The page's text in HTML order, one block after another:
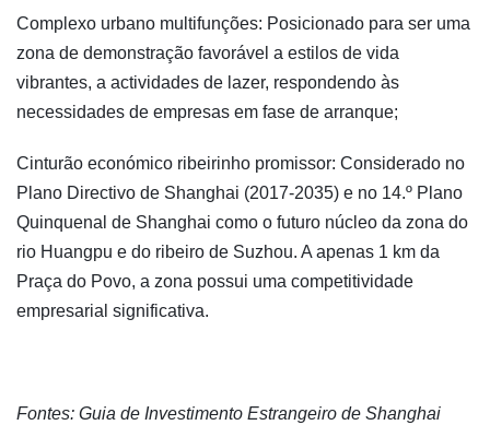
Complexo urbano multifunções: Posicionado para ser uma
zona de demonstração favorável a estilos de vida
vibrantes, a actividades de lazer, respondendo às
necessidades de empresas em fase de arranque;
Cinturão económico ribeirinho promissor: Considerado no
Plano Directivo de Shanghai (2017-2035) e no 14.º Plano
Quinquenal de Shanghai como o futuro núcleo da zona do
rio Huangpu e do ribeiro de Suzhou. A apenas 1 km da
Praça do Povo, a zona possui uma competitividade
empresarial significativa.
Fontes: Guia de Investimento Estrangeiro de Shanghai